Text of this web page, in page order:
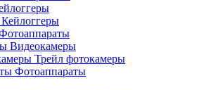
Кейлоггеры
Видеокамеры
Трейл фотокамеры
Фотоаппараты